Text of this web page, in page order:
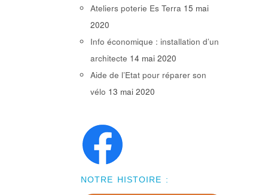
Ateliers poterie Es Terra 15 mai
2020
Info économique : installation d’un
architecte 14 mai 2020
Aide de l’Etat pour réparer son
vélo 13 mai 2020
NOTRE HISTOIRE :